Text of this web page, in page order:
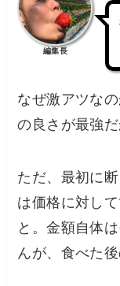
編集長
なぜ激アツな
の良さが最強だ
ただ、最初に
は価格に対し
と。金額自体
んが、食べた